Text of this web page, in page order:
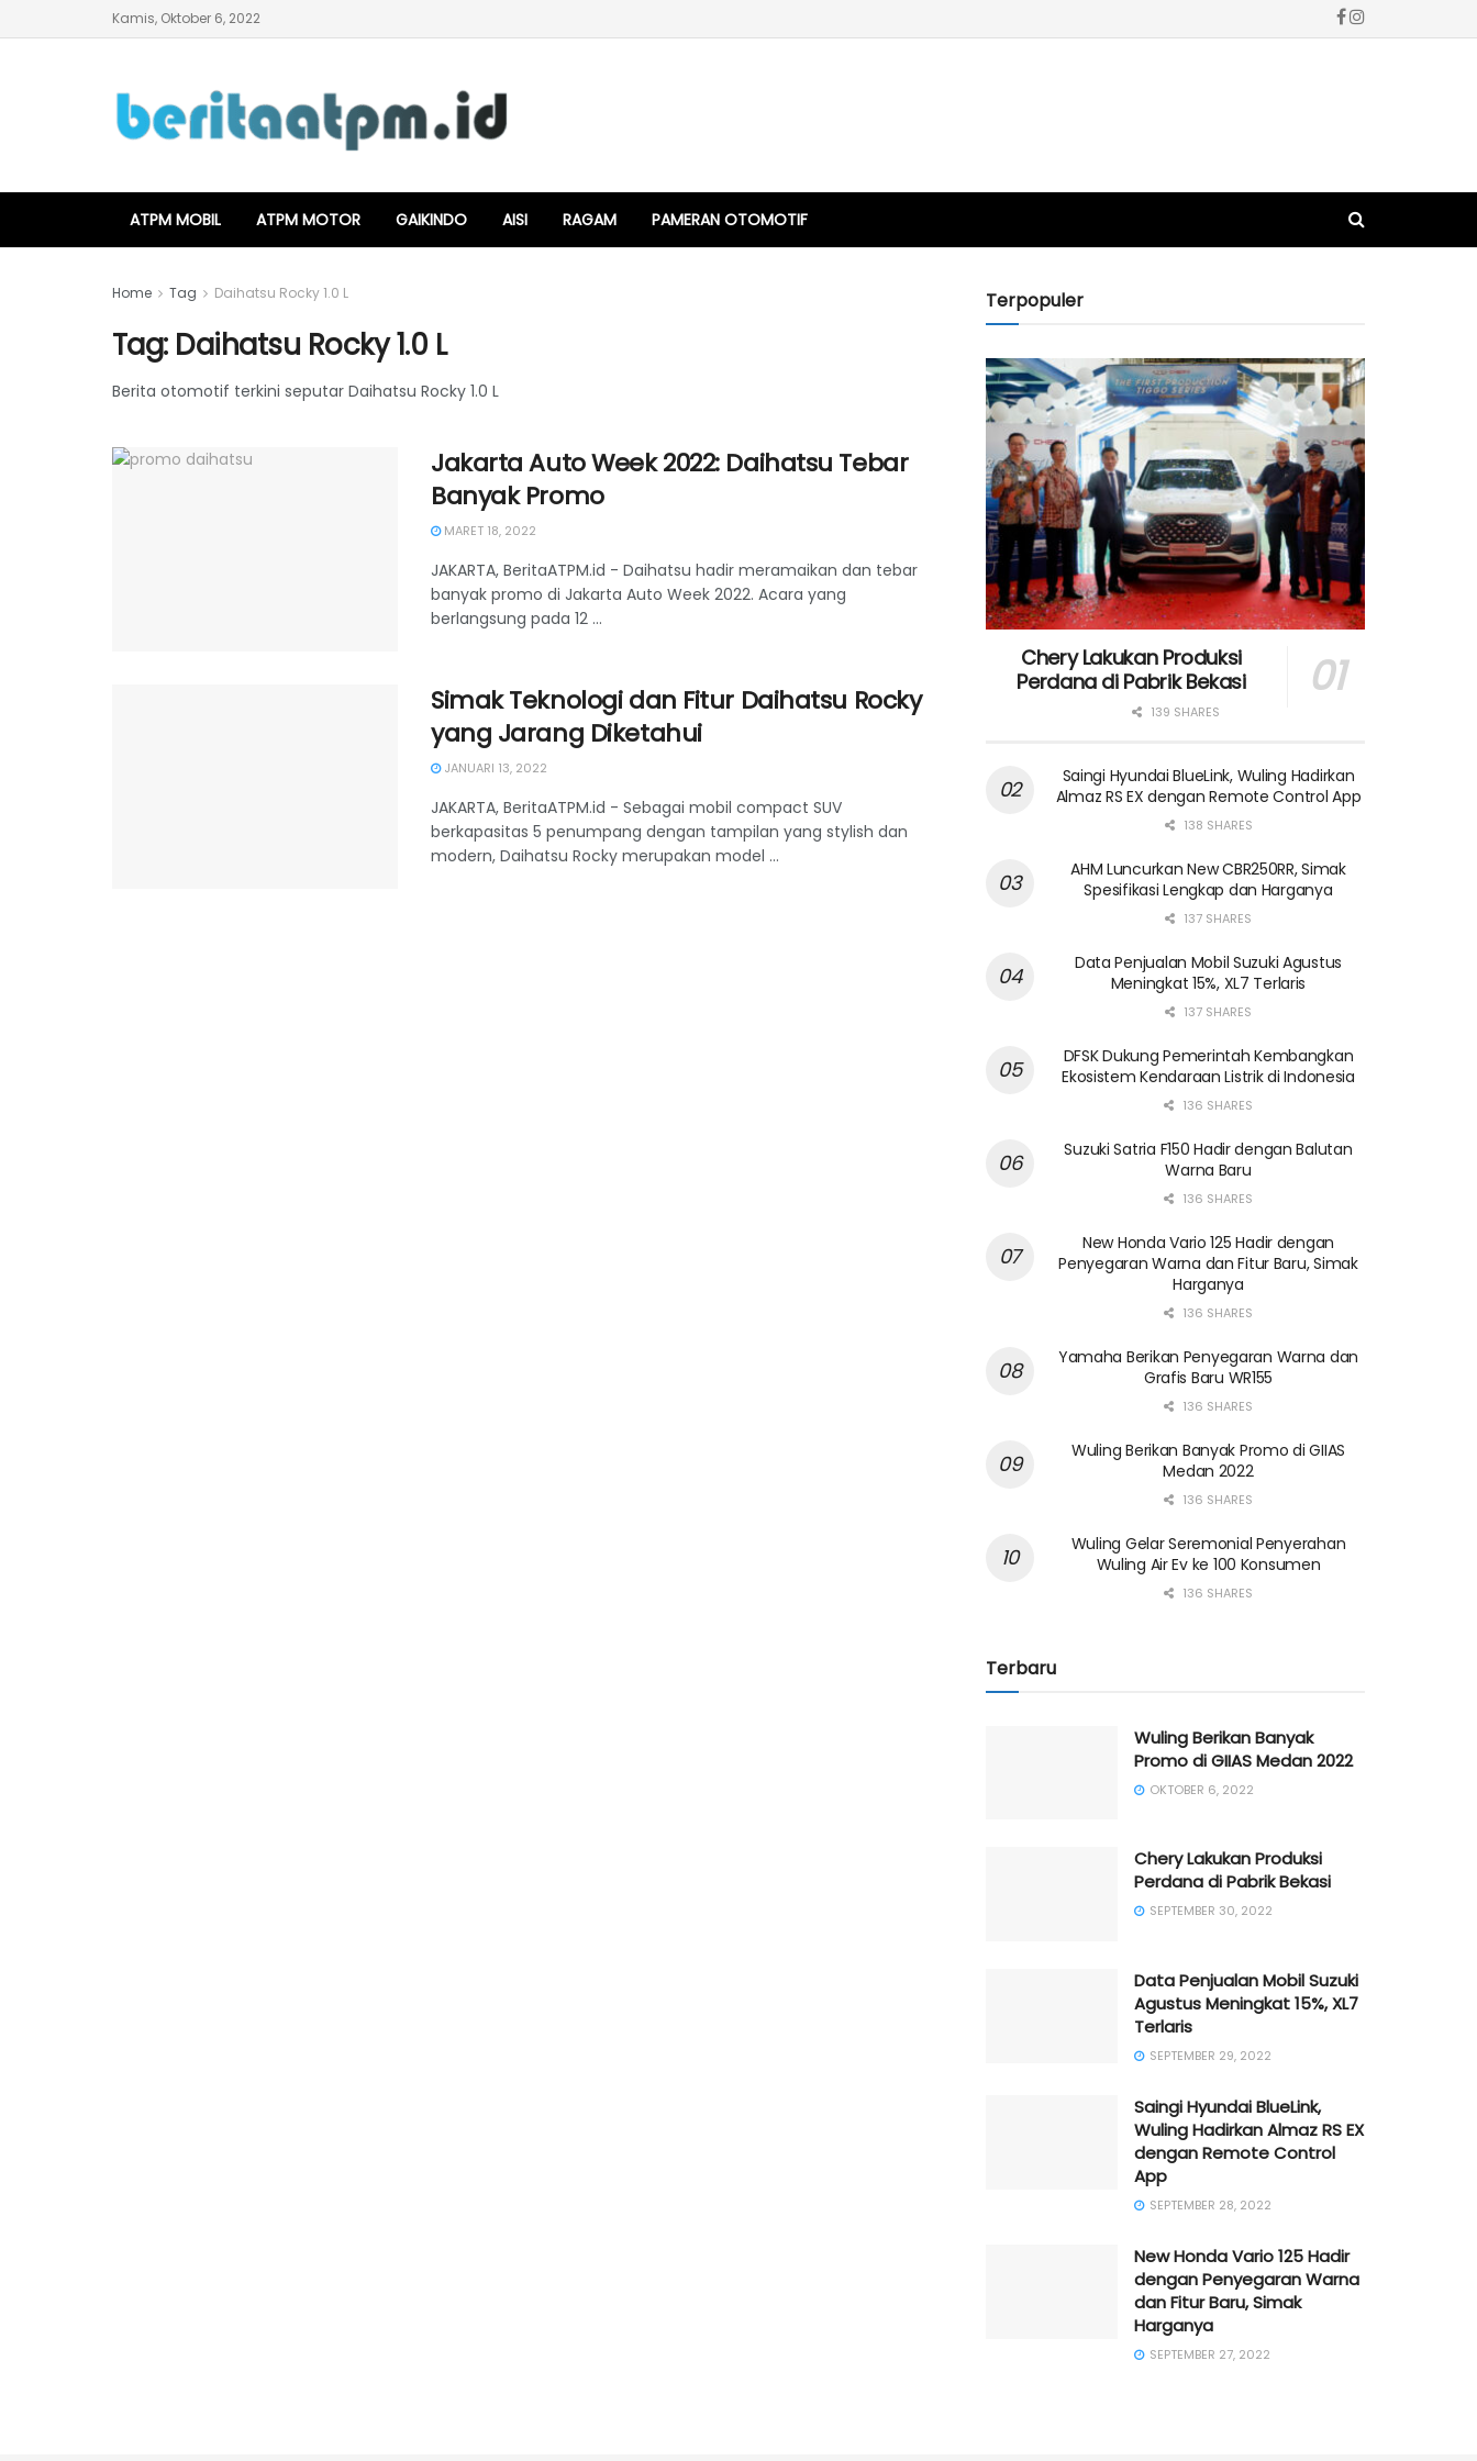
Kamis, Oktober 6, 2022
ATPM MOBIL ATPM MOTOR GAIKINDO AISI RAGAM PAMERAN OTOMOTIF
Home Tag Daihatsu Rocky 1.0 L
Tag: Daihatsu Rocky 1.0 L
Berita otomotif terkini seputar Daihatsu Rocky 1.0 L
Jakarta Auto Week 2022: Daihatsu Tebar
Banyak Promo
MARET 18, 2022
JAKARTA, BeritaATPM.id - Daihatsu hadir meramaikan dan tebar
banyak promo di Jakarta Auto Week 2022. Acara yang
berlangsung pada 12 ...
Simak Teknologi dan Fitur Daihatsu Rocky
yang Jarang Diketahui
JANUARI 13, 2022
JAKARTA, BeritaATPM.id - Sebagai mobil compact SUV
berkapasitas 5 penumpang dengan tampilan yang stylish dan
modern, Daihatsu Rocky merupakan model ...
Terpopuler
Chery Lakukan Produksi
Perdana di Pabrik Bekasi
139 SHARES
Saingi Hyundai BlueLink, Wuling Hadirkan
Almaz RS EX dengan Remote Control App
138 SHARES
AHM Luncurkan New CBR250RR, Simak
Spesifikasi Lengkap dan Harganya
137 SHARES
Data Penjualan Mobil Suzuki Agustus
Meningkat 15%, XL7 Terlaris
137 SHARES
DFSK Dukung Pemerintah Kembangkan
Ekosistem Kendaraan Listrik di Indonesia
136 SHARES
Suzuki Satria F150 Hadir dengan Balutan
Warna Baru
136 SHARES
New Honda Vario 125 Hadir dengan
Penyegaran Warna dan Fitur Baru, Simak
Harganya
136 SHARES
Yamaha Berikan Penyegaran Warna dan
Grafis Baru WR155
136 SHARES
Wuling Berikan Banyak Promo di GIIAS
Medan 2022
136 SHARES
Wuling Gelar Seremonial Penyerahan
Wuling Air Ev ke 100 Konsumen
136 SHARES
Terbaru
Wuling Berikan Banyak
Promo di GIIAS Medan 2022
OKTOBER 6, 2022
Chery Lakukan Produksi
Perdana di Pabrik Bekasi
SEPTEMBER 30, 2022
Data Penjualan Mobil Suzuki
Agustus Meningkat 15%, XL7
Terlaris
SEPTEMBER 29, 2022
Saingi Hyundai BlueLink,
Wuling Hadirkan Almaz RS EX
dengan Remote Control
App
SEPTEMBER 28, 2022
New Honda Vario 125 Hadir
dengan Penyegaran Warna
dan Fitur Baru, Simak
Harganya
SEPTEMBER 27, 2022